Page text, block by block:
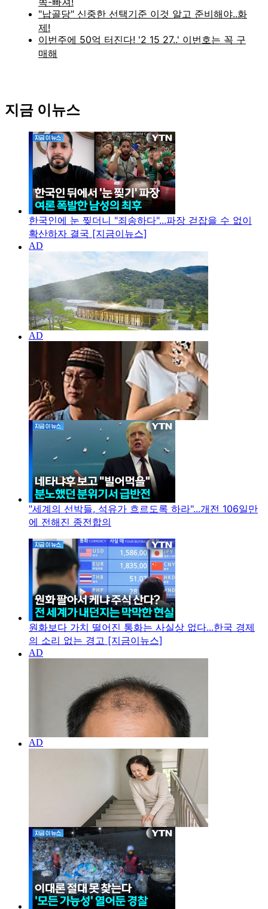
지금 이뉴스
한국인에 눈 찢더니 "죄송하다"...파장 걷잡을 수 없이
확산하자 결국 [지금이뉴스]
"세계의 선박들, 석유가 흐르도록 하라"...개전 106일만
에 전해진 종전합의
원화보다 가치 떨어진 통화는 사실상 없다...한국 경제
의 소리 없는 경고 [지금이뉴스]